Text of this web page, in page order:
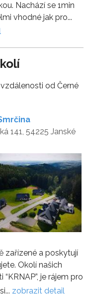
Nachází se 1min
vhodné jak pro...
od Černé
141, 54225 Janské
zařízené a poskytují
Okolí našich
je rájem pro
zobrazit detail